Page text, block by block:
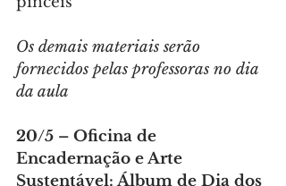
Os demais materiais serão
fornecidos pelas professoras no dia
da aula
20/5 – Oficina de
Encadernação e Arte
Sustentável: Álbum de Dia dos